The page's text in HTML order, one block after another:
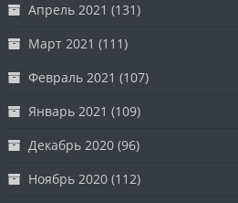
Апрель 2021 (131)
Март 2021 (111)
Февраль 2021 (107)
Январь 2021 (109)
Декабрь 2020 (96)
Ноябрь 2020 (112)